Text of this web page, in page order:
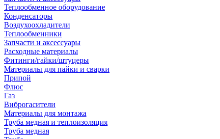
Теплообменное оборудование
Конденсаторы
Воздухоохладители
Теплообменники
Запчасти и аксессуары
Расходные материалы
Фитинги/гайки/штуцеры
Материалы для пайки и сварки
Припой
Флюс
Газ
Виброгасители
Материалы для монтажа
Труба медная и теплоизоляция
Труба медная